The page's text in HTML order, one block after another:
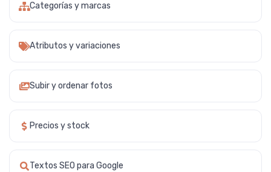
Categorías y marcas
Atributos y variaciones
Subir y ordenar fotos
Precios y stock
Textos SEO para Google